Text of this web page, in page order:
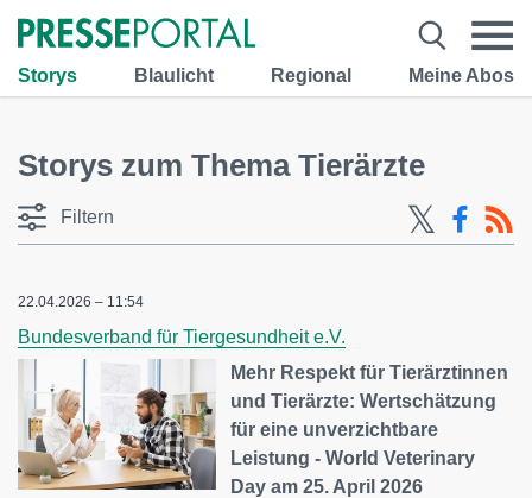
Storys Blaulicht Regional Meine Abos
Storys zum Thema Tierärzte
Filtern
22.04.2026 – 11:54
Bundesverband für Tiergesundheit e.V.
Mehr Respekt für Tierärztinnen
und Tierärzte: Wertschätzung
für eine unverzichtbare
Leistung - World Veterinary
Day am 25. April 2026